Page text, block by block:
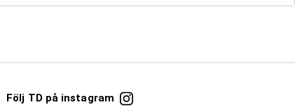
Följ TD på instagram